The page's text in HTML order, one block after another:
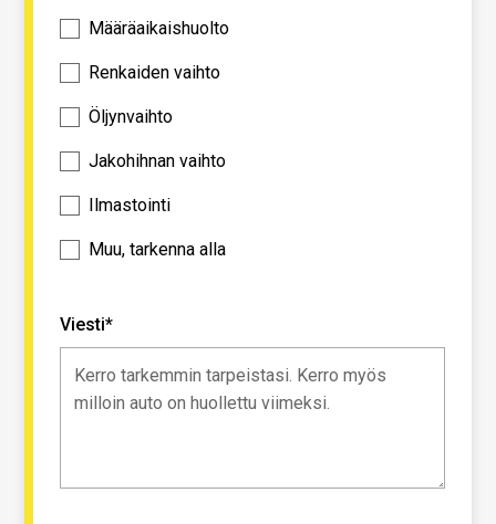
Määräaikaishuolto
Renkaiden vaihto
Öljynvaihto
Jakohihnan vaihto
Ilmastointi
Muu, tarkenna alla
Viesti*